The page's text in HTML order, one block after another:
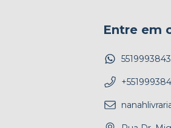
Entre em